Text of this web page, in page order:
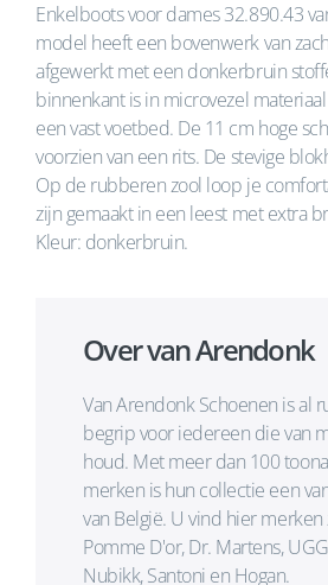
Enkelboots voor dames 32.890.43
model heeft een bovenwerk van
afgewerkt met een donkerbruin
binnenkant is in microvezel
een vast voetbed. De 11 cm hoge
voorzien van een rits. De stevige
Op de rubberen zool loop je
zijn gemaakt in een leest met extra
Kleur: donkerbruin.
Over van Arendonk
Van Arendonk Schoenen is al
begrip voor iedereen die van
houd. Met meer dan 100
merken is hun collectie een
van België. U vind hier merken
Pomme D'or, Dr. Martens,
Nubikk, Santoni en Hogan.